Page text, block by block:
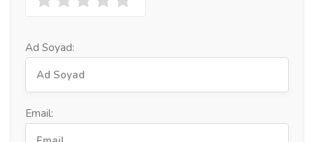
Ad Soyad:
Email: